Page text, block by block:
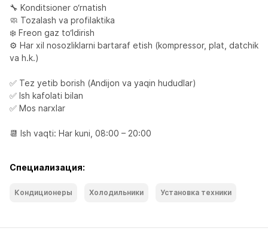
🔧 Konditsioner o‘rnatish
🧼 Tozalash va profilaktika
❄️ Freon gaz to‘ldirish
⚙️ Har xil nosozliklarni bartaraf etish (kompressor, plat, datchik
va h.k.)
✅ Tez yetib borish (Andijon va yaqin hududlar)
✅ Ish kafolati bilan
✅ Mos narxlar
📆 Ish vaqti: Har kuni, 08:00 – 20:00
Специализация:
Кондиционеры Холодильники Установка техники